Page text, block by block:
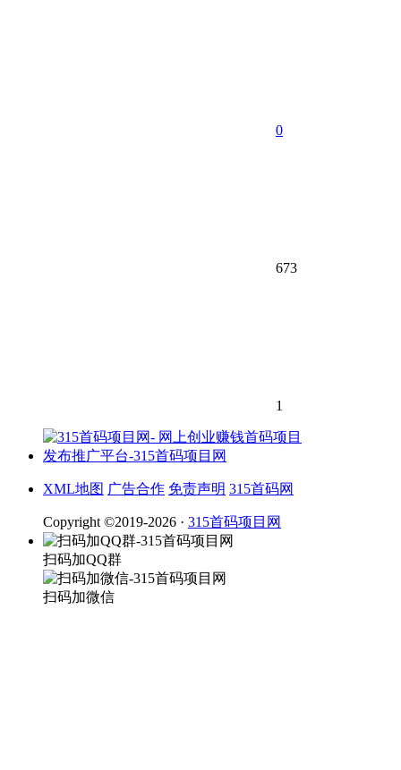
0
673
1
XML地图 广告合作 免责声明 315首码网
Copyright ©2019-2026 · 315首码项目网
扫码加QQ群
扫码加微信